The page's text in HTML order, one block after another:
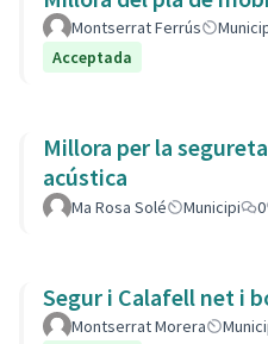
Montserrat Ferrús
Acceptada
Millora per la
acústica
Ma Rosa Solé Municipi 0
Segur i Calafell net i
Montserrat Morera